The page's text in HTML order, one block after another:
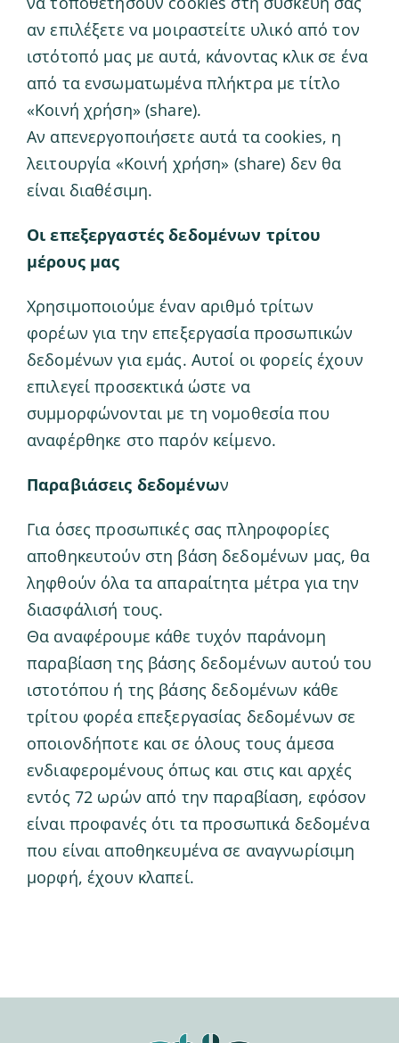
αν επιλέξετε να μοιραστείτε υλικό από τον
ιστότοπό μας με αυτά, κάνοντας κλικ σε ένα
από τα ενσωματωμένα πλήκτρα με τίτλο
«Κοινή χρήση» (share).
Αν απενεργοποιήσετε αυτά τα cookies, η
λειτουργία «Κοινή χρήση» (share) δεν θα
είναι διαθέσιμη.
Οι επεξεργαστές δεδομένων τρίτου
μέρους μας
Χρησιμοποιούμε έναν αριθμό τρίτων
φορέων για την επεξεργασία προσωπικών
δεδομένων για εμάς. Αυτοί οι φορείς έχουν
επιλεγεί προσεκτικά ώστε να
συμμορφώνονται με τη νομοθεσία που
αναφέρθηκε στο παρόν κείμενο.
Παραβιάσεις δεδομένων
Για όσες προσωπικές σας πληροφορίες
αποθηκευτούν στη βάση δεδομένων μας, θα
ληφθούν όλα τα απαραίτητα μέτρα για την
διασφάλισή τους.
Θα αναφέρουμε κάθε τυχόν παράνομη
παραβίαση της βάσης δεδομένων αυτού του
ιστοτόπου ή της βάσης δεδομένων κάθε
τρίτου φορέα επεξεργασίας δεδομένων σε
οποιονδήποτε και σε όλους τους άμεσα
ενδιαφερομένους όπως και στις και αρχές
εντός 72 ωρών από την παραβίαση, εφόσον
είναι προφανές ότι τα προσωπικά δεδομένα
που είναι αποθηκευμένα σε αναγνωρίσιμη
μορφή, έχουν κλαπεί.